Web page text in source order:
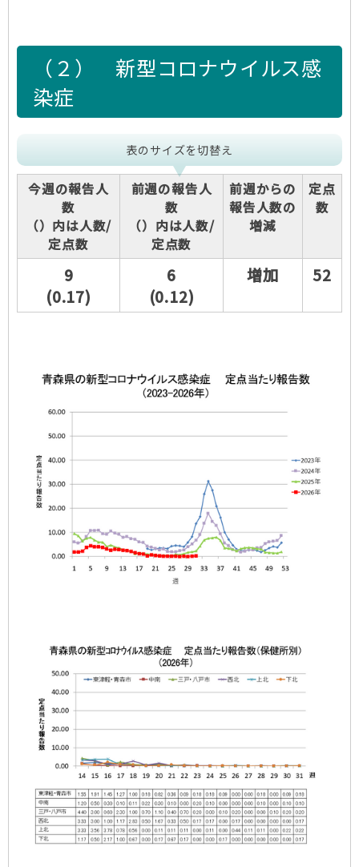
（２） 新型コロナウイルス感
染症
表のサイズを切替え
今週の報告人
数
（）内は人数/
定点数
前週の報告人
数
（）内は人数/
定点数
前週からの
報告人数の
増減
定点
数
9
(0.17)
6
(0.12)
増加 52